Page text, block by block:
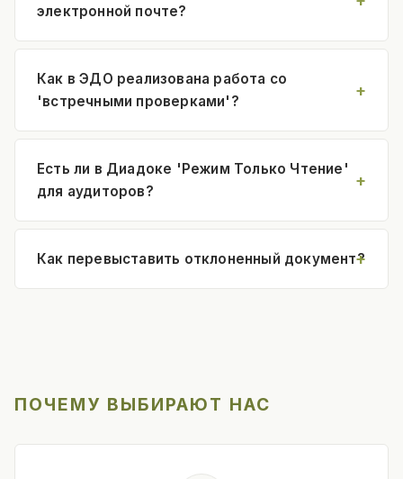
электронной почте?
Как в ЭДО реализована работа со
'встречными проверками'?
Есть ли в Диадоке 'Режим Только Чтение'
для аудиторов?
Как перевыставить отклоненный документ?
ПОЧЕМУ ВЫБИРАЮТ НАС